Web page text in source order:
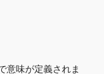
意味が定義されま